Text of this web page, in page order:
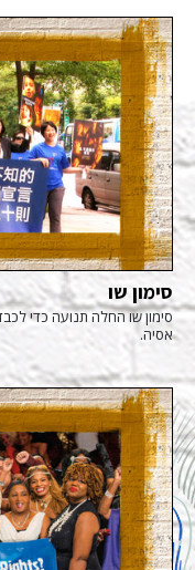
סימון שו
סימון שו החלה תנועה כדי
אסיה.